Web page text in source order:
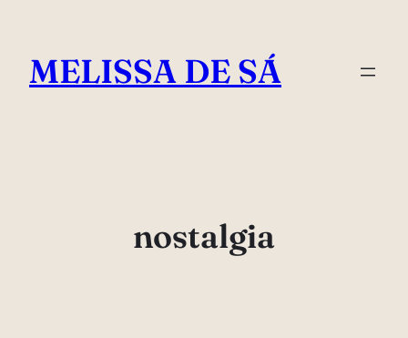
conteúdo
MELISSA DE SÁ
nostalgia